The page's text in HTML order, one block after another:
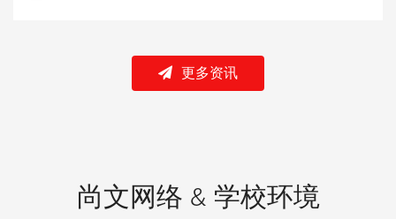
更多资讯
尚文网络 & 学校环境